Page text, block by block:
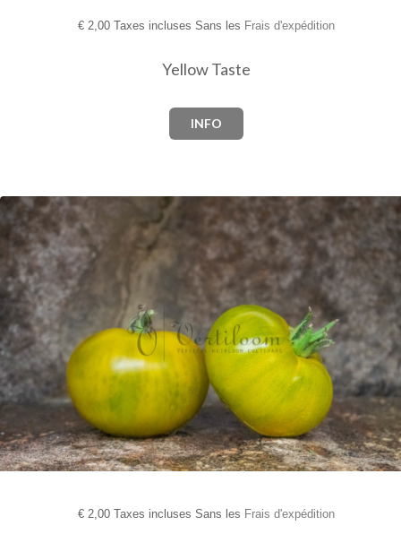
€2,00 Taxes incluses Sans les Frais d'expédition
Yellow Taste
INFO
€2,00 Taxes incluses Sans les Frais d'expédition